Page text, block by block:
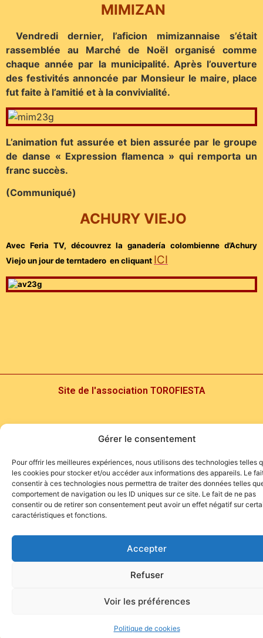
Gérer le consentement
Pour offrir les meilleures expériences, nous utilisons des technologies telles
les cookies pour stocker et/ou accéder aux informations des appareils. Le
consentir à ces technologies nous permettra de traiter des données telles
comportement de navigation ou les ID uniques sur ce site. Le fait de ne pas
consentir ou de retirer son consentement peut avoir un effet négatif sur
caractéristiques et fonctions.
Accepter
Refuser
Voir les préférences
Politique de cookies
MIMIZAN
Vendredi dernier, l’aficion mimizannaise s’était
rassemblée au Marché de Noël organisé comme
chaque année par la municipalité. Après l’ouverture
des festivités annoncée par Monsieur le maire, place
fut faite à l’amitié et à la convivialité.
L’animation fut assurée et bien assurée par le groupe
de danse « Expression flamenca » qui remporta un
franc succès.
(Communiqué)
ACHURY VIEJO
Avec Feria TV, découvrez la ganadería colombienne d’Achury
Viejo un jour de terntadero en cliquant ICI
Site de l'association TOROFIESTA